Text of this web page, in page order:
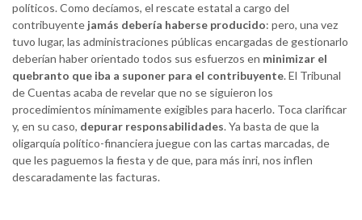
políticos. Como decíamos, el rescate estatal a cargo del
contribuyente jamás debería haberse producido: pero, una vez
tuvo lugar, las administraciones públicas encargadas de gestionarlo
deberían haber orientado todos sus esfuerzos en minimizar el
quebranto que iba a suponer para el contribuyente. El Tribunal
de Cuentas acaba de revelar que no se siguieron los
procedimientos mínimamente exigibles para hacerlo. Toca clarificar
y, en su caso, depurar responsabilidades. Ya basta de que la
oligarquía político-financiera juegue con las cartas marcadas, de
que les paguemos la fiesta y de que, para más inri, nos inflen
descaradamente las facturas.